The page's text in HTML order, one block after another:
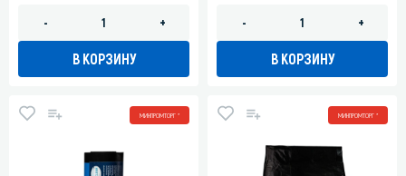
- +
В КОРЗИНУ
- +
В КОРЗИНУ
МИНПРОМТОРГ * МИНПРОМТОРГ *